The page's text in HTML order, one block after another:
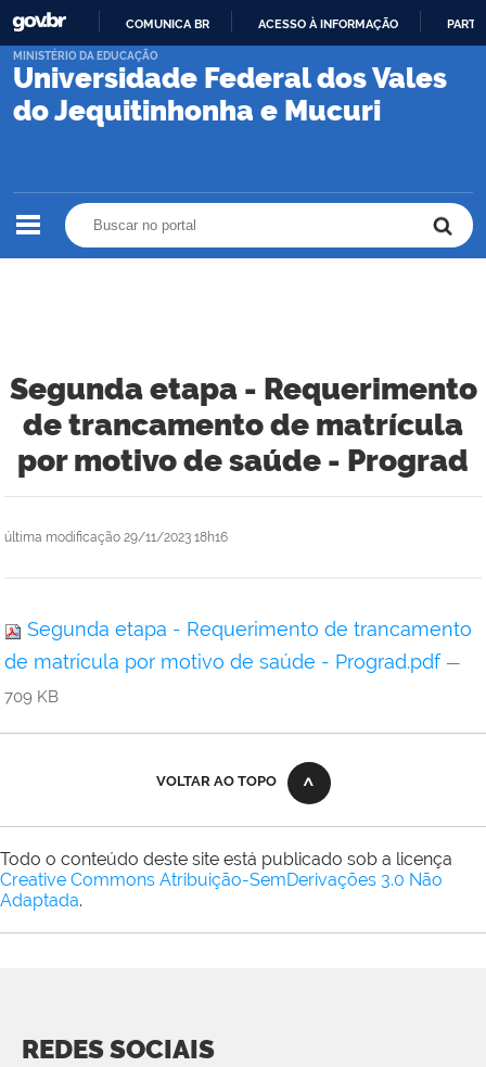
PARA
CONTEÚDO
COMUNICA BR ACESSO À INFORMAÇÃO
Universidade Federal dos Vales
do Jequitinhonha e Mucuri
MINISTÉRIO DA EDUCAÇÃO
Segunda etapa - Requerimento
de trancamento de matrícula
por motivo de saúde - Prograd
última modificação 29/11/2023 18h16
Segunda etapa - Requerimento de trancamento
de matrícula por motivo de saúde - Prograd.pdf —
709 KB
VOLTAR AO TOPO
Todo o conteúdo deste site está publicado sob a licença
Creative Commons Atribuição-SemDerivações 3.0 Não
Adaptada.
REDES SOCIAIS